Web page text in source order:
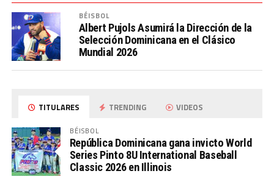
BÉISBOL
Albert Pujols Asumirá la Dirección de la
Selección Dominicana en el Clásico
Mundial 2026
TITULARES TRENDING VIDEOS
BÉISBOL
República Dominicana gana invicto World
Series Pinto 8U International Baseball
Classic 2026 en Illinois